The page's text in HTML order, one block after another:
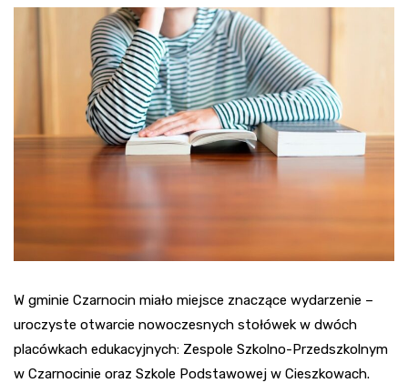
W gminie Czarnocin miało miejsce znaczące wydarzenie –
uroczyste otwarcie nowoczesnych stołówek w dwóch
placówkach edukacyjnych: Zespole Szkolno-Przedszkolnym
w Czarnocinie oraz Szkole Podstawowej w Cieszkowach.